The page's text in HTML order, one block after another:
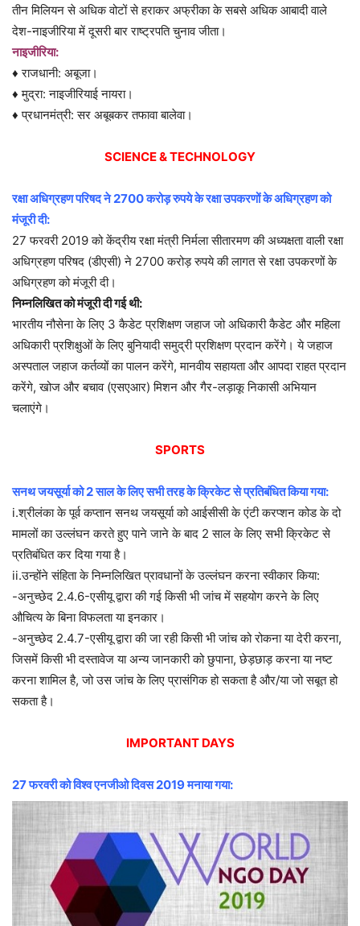
तीन मिलियन से अधिक वोटों से हराकर अफ्रीका के सबसे अधिक आबादी वाले
देश-नाइजीरिया में दूसरी बार राष्ट्रपति चुनाव जीता।
नाइजीरिया:
♦ राजधानी: अबूजा।
♦ मुद्रा: नाइजीरियाई नायरा।
♦ प्रधानमंत्री: सर अबूबकर तफावा बालेवा।
SCIENCE & TECHNOLOGY
रक्षा अधिग्रहण परिषद ने 2700 करोड़ रुपये के रक्षा उपकरणों के अधिग्रहण को
मंजूरी दी:
27 फरवरी 2019 को केंद्रीय रक्षा मंत्री निर्मला सीतारमण की अध्यक्षता वाली रक्षा
अधिग्रहण परिषद (डीएसी) ने 2700 करोड़ रुपये की लागत से रक्षा उपकरणों के
अधिग्रहण को मंजूरी दी।
निम्नलिखित को मंजूरी दी गई थी:
भारतीय नौसेना के लिए 3 कैडेट प्रशिक्षण जहाज जो अधिकारी कैडेट और महिला
अधिकारी प्रशिक्षुओं के लिए बुनियादी समुद्री प्रशिक्षण प्रदान करेंगे। ये जहाज
अस्पताल जहाज कर्तव्यों का पालन करेंगे, मानवीय सहायता और आपदा राहत प्रदान
करेंगे, खोज और बचाव (एसएआर) मिशन और गैर-लड़ाकू निकासी अभियान
चलाएंगे।
SPORTS
सनथ जयसूर्या को 2 साल के लिए सभी तरह के क्रिकेट से प्रतिबंधित किया गया:
i.श्रीलंका के पूर्व कप्तान सनथ जयसूर्या को आईसीसी के एंटी करप्शन कोड के दो
मामलों का उल्लंघन करते हुए पाने जाने के बाद 2 साल के लिए सभी क्रिकेट से
प्रतिबंधित कर दिया गया है।
ii.उन्होंने संहिता के निम्नलिखित प्रावधानों के उल्लंघन करना स्वीकार किया:
-अनुच्छेद 2.4.6-एसीयू द्वारा की गई किसी भी जांच में सहयोग करने के लिए
औचित्य के बिना विफलता या इनकार।
-अनुच्छेद 2.4.7-एसीयू द्वारा की जा रही किसी भी जांच को रोकना या देरी करना,
जिसमें किसी भी दस्तावेज या अन्य जानकारी को छुपाना, छेड़छाड़ करना या नष्ट
करना शामिल है, जो उस जांच के लिए प्रासंगिक हो सकता है और/या जो सबूत हो
सकता है।
IMPORTANT DAYS
27 फरवरी को विश्व एनजीओ दिवस 2019 मनाया गया: